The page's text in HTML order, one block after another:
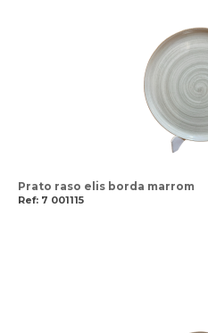
Prato raso elis borda marrom
Ref: 7 001115